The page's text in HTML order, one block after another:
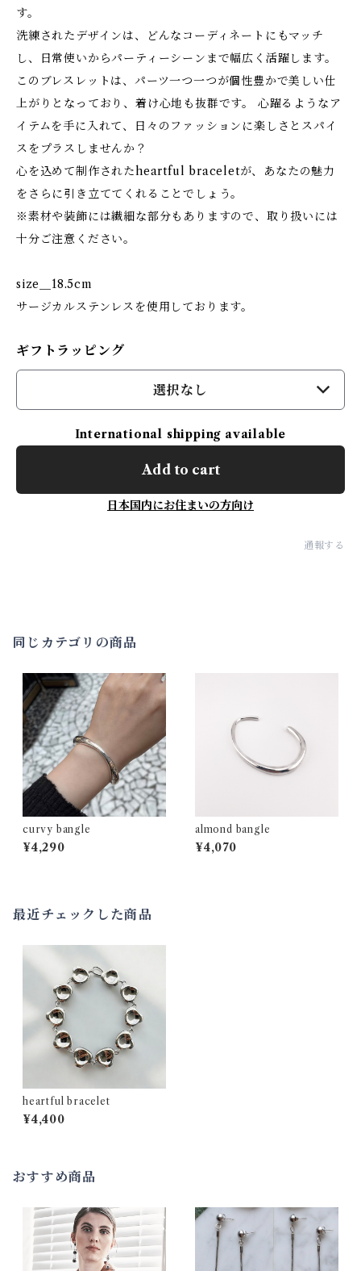
す。
洗練されたデザインは、どんなコーディネートにもマッチ
し、日常使いからパーティーシーンまで幅広く活躍します。
このブレスレットは、パーツ一つ一つが個性豊かで美しい仕
上がりとなっており、着け心地も抜群です。 心躍るようなア
イテムを手に入れて、日々のファッションに楽しさとスパイ
スをプラスしませんか？
心を込めて制作されたheartful braceletが、あなたの魅力
をさらに引き立ててくれることでしょう。
※素材や装飾には繊細な部分もありますので、取り扱いには
十分ご注意ください。
size＿18.5cm
サージカルステンレスを使用しております。
ギフトラッピング
選択なし
International shipping available
Add to cart
日本国内にお住まいの方向け
通報する
同じカテゴリの商品
curvy bangle
¥4,290
almond bangle
¥4,070
最近チェックした商品
heartful bracelet
¥4,400
おすすめ商品